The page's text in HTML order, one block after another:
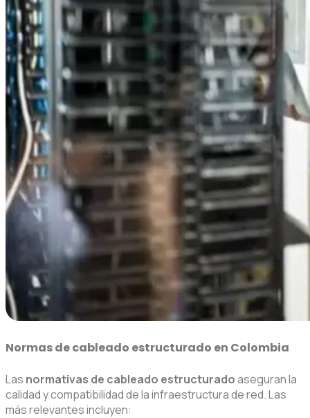
Normas de cableado estructurado en Colombia
Las normativas de cableado estructuradoaseguran la
calidad y compatibilidad de la infraestructura de red. Las
más relevantes incluyen: